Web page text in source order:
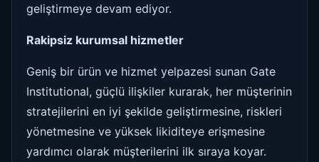
geliştirmeye devam ediyor.
Rakipsiz kurumsal hizmetler
Geniş bir ürün ve hizmet yelpazesi sunan Gate
Institutional, güçlü ilişkiler kurarak, her müşterinin
stratejilerini en iyi şekilde geliştirmesine, riskleri
yönetmesine ve yüksek likiditeye erişmesine
yardımcı olarak müşterilerini ilk sıraya koyar.